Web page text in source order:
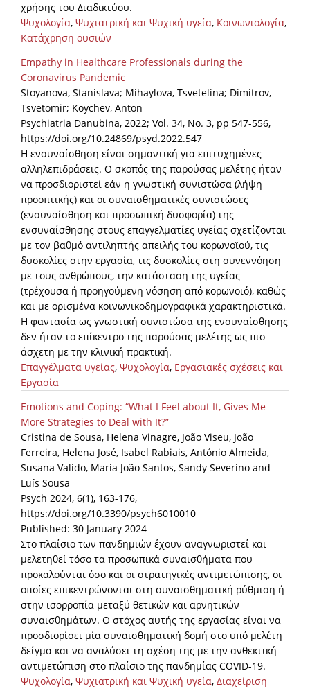
χρήσης του Διαδικτύου.
Ψυχολογία, Ψυχιατρική και Ψυχική υγεία, Κοινωνιολογία,
Κατάχρηση ουσιών
Empathy in Healthcare Professionals during the
Coronavirus Pandemic
Stoyanova, Stanislava; Mihaylova, Tsvetelina; Dimitrov,
Tsvetomir; Koychev, Anton
Psychiatria Danubina, 2022; Vol. 34, No. 3, pp 547-556,
https://doi.org/10.24869/psyd.2022.547
Η ενσυναίσθηση είναι σημαντική για επιτυχημένες
αλληλεπιδράσεις. Ο σκοπός της παρούσας μελέτης ήταν
να προσδιοριστεί εάν η γνωστική συνιστώσα (λήψη
προοπτικής) και οι συναισθηματικές συνιστώσες
(ενσυναίσθηση και προσωπική δυσφορία) της
ενσυναίσθησης στους επαγγελματίες υγείας σχετίζονται
με τον βαθμό αντιληπτής απειλής του κορωνοϊού, τις
δυσκολίες στην εργασία, τις δυσκολίες στη συνεννόηση
με τους ανθρώπους, την κατάσταση της υγείας
(τρέχουσα ή προηγούμενη νόσηση από κορωνοϊό), καθώς
και με ορισμένα κοινωνικοδημογραφικά χαρακτηριστικά.
Η φαντασία ως γνωστική συνιστώσα της ενσυναίσθησης
δεν ήταν το επίκεντρο της παρούσας μελέτης ως πιο
άσχετη με την κλινική πρακτική.
Επαγγέλματα υγείας, Ψυχολογία, Εργασιακές σχέσεις και
Εργασία
Emotions and Coping: “What I Feel about It, Gives Me
More Strategies to Deal with It?”
Cristina de Sousa, Helena Vinagre, João Viseu, João
Ferreira, Helena José, Isabel Rabiais, António Almeida,
Susana Valido, Maria João Santos, Sandy Severino and
Luís Sousa
Psych 2024, 6(1), 163-176,
https://doi.org/10.3390/psych6010010
Published: 30 January 2024
Στο πλαίσιο των πανδημιών έχουν αναγνωριστεί και
μελετηθεί τόσο τα προσωπικά συναισθήματα που
προκαλούνται όσο και οι στρατηγικές αντιμετώπισης, οι
οποίες επικεντρώνονται στη συναισθηματική ρύθμιση ή
στην ισορροπία μεταξύ θετικών και αρνητικών
συναισθημάτων. Ο στόχος αυτής της εργασίας είναι να
προσδιορίσει μία συναισθηματική δομή στο υπό μελέτη
δείγμα και να αναλύσει τη σχέση της με την ανθεκτική
αντιμετώπιση στο πλαίσιο της πανδημίας COVID-19.
Ψυχολογία, Ψυχιατρική και Ψυχική υγεία, Διαχείριση